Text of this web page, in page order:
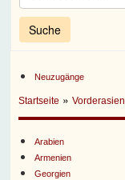
Neuzugänge
Startseite »Vorderasien
Arabien
Armenien
Georgien